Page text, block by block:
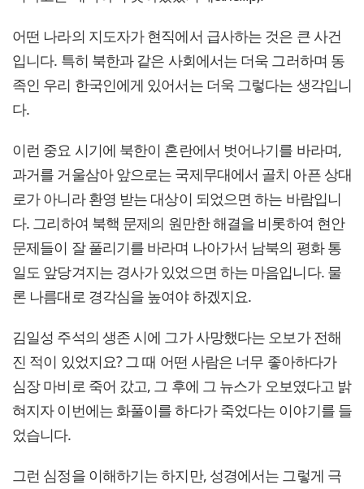
어떤 나라의 지도자가 현직에서 급사하는 것은 큰 사건
입니다. 특히 북한과 같은 사회에서는 더욱 그러하며 동
족인 우리 한국인에게 있어서는 더욱 그렇다는 생각입니
다.
이런 중요 시기에 북한이 혼란에서 벗어나기를 바라며,
과거를 거울삼아 앞으로는 국제무대에서 골치 아픈 상대
로가 아니라 환영 받는 대상이 되었으면 하는 바람입니
다. 그리하여 북핵 문제의 원만한 해결을 비롯하여 현안
문제들이 잘 풀리기를 바라며 나아가서 남북의 평화 통
일도 앞당겨지는 경사가 있었으면 하는 마음입니다. 물
론 나름대로 경각심을 높여야 하겠지요.
김일성 주석의 생존 시에 그가 사망했다는 오보가 전해
진 적이 있었지요? 그 때 어떤 사람은 너무 좋아하다가
심장 마비로 죽어 갔고, 그 후에 그 뉴스가 오보였다고 밝
혀지자 이번에는 화풀이를 하다가 죽었다는 이야기를 들
었습니다.
그런 심정을 이해하기는 하지만, 성경에서는 그렇게 극